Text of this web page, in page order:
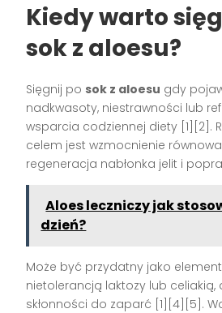
Kiedy warto
sok z aloesu?
Sięgnij po sok z aloesu gdy
nadkwasoty, niestrawności lub
wsparcia codziennej diety [1][2].
celem jest wzmocnienie
regeneracja nabłonka jelit i
Aloes leczniczy jak
dzień?
Może być przydatny jako
nietolerancją laktozy lub celiakią,
skłonności do zaparć [1][4][5].